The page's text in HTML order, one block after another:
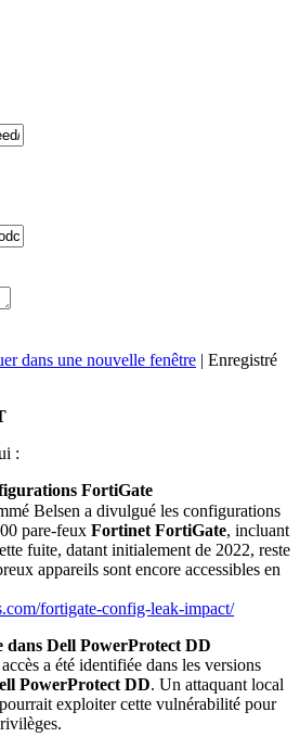
dans une nouvelle fenêtre | Enregistré
:
FortiGate
Belsen a divulgué les configurations
pare-feux Fortinet FortiGate, incluant
fuite, datant initialement de 2022, reste
appareils sont encore accessibles en
fortigate-config-leak-impact/
Dell PowerProtect DD
a été identifiée dans les versions
PowerProtect DD. Un attaquant local
exploiter cette vulnérabilité pour